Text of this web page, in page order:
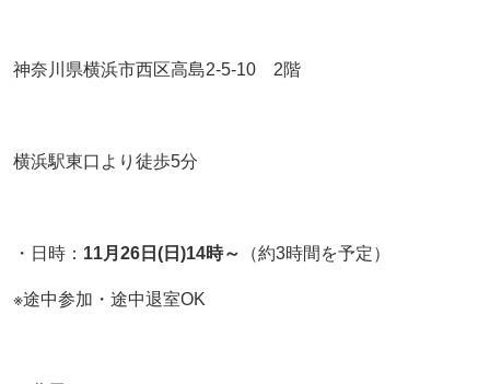
神奈川県横浜市西区高島2‐5‐10 2階
横浜駅東口より徒歩5分
・日時： 11月26日(日)14時～ （約3時間を予定）
※途中参加・途中退室OK